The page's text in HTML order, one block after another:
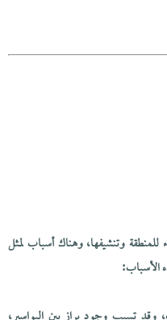
للمنطقة وتنشيفها، وهناك أسباب لمثل
الأسباب: